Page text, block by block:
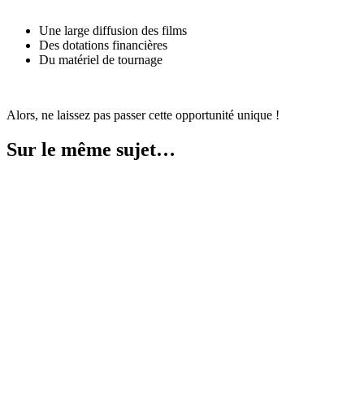
Une large diffusion des films
Des dotations financières
Du matériel de tournage
Alors, ne laissez pas passer cette opportunité unique !
Sur le même sujet…